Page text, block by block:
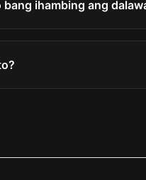
bang ihambing ang